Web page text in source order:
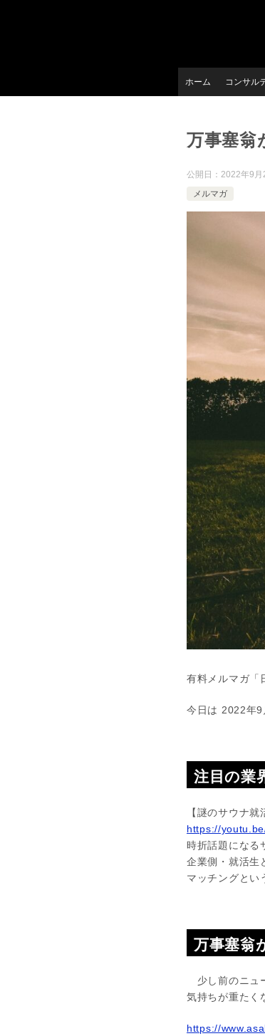
ホーム コンサル
万事塞翁
公開日： 2022年9月
メルマガ
有料メルマガ「
今日は 2022年9
注目の業
【謎のサウナ就
https://
時折話題になる
企業側・就活生
マッチングとい
万事塞翁
少し前のニュ
気持ちが重たく
https://